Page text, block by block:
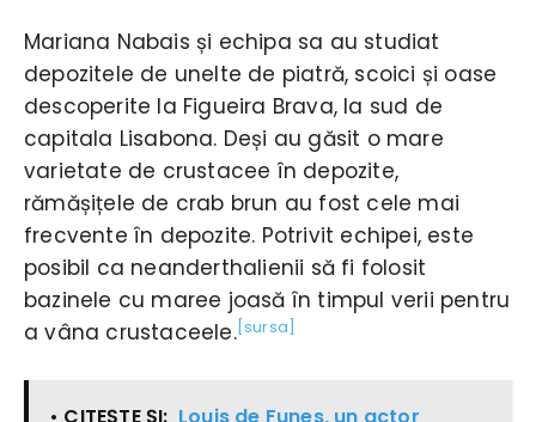
Mariana Nabais și echipa sa au studiat
depozitele de unelte de piatră, scoici și oase
descoperite la Figueira Brava, la sud de
capitala Lisabona. Deși au găsit o mare
varietate de crustacee în depozite,
rămășițele de crab brun au fost cele mai
frecvente în depozite. Potrivit echipei, este
posibil ca neanderthalienii să fi folosit
bazinele cu maree joasă în timpul verii pentru
a vâna crustaceele. [sursa]